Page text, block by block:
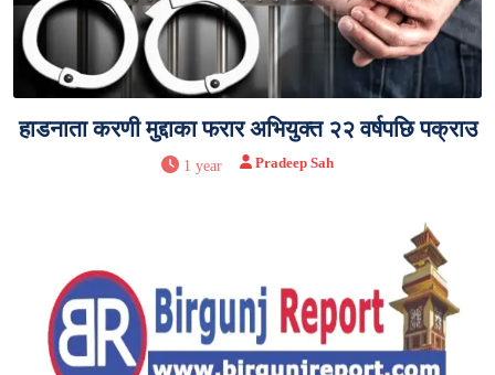
हाडनाता करणी मुद्दाका फरार अभियुक्त २२ वर्षपछि पक्राउ
1 year Pradeep Sah